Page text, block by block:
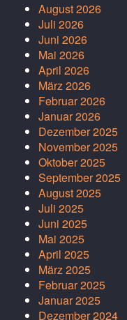
August 2026
Juli 2026
Juni 2026
Mai 2026
April 2026
März 2026
Februar 2026
Januar 2026
Dezember 2025
November 2025
Oktober 2025
September 2025
August 2025
Juli 2025
Juni 2025
Mai 2025
April 2025
März 2025
Februar 2025
Januar 2025
Dezember 2024